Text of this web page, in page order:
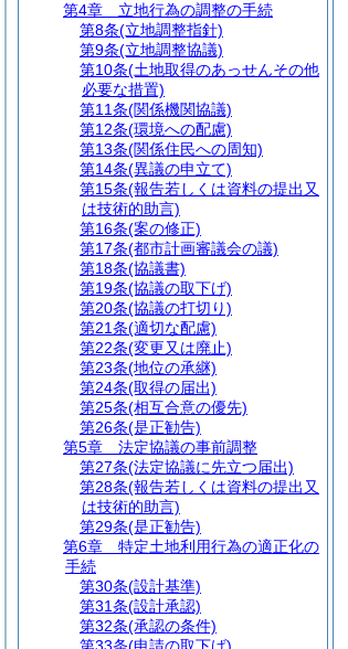
第4章
立地行為の調整の手続
第8条(立地調整指針)
第9条(立地調整協議)
第10条(土地取得のあっせんその他
必要な措置)
第11条(関係機関協議)
第12条(環境への配慮)
第13条(関係住民への周知)
第14条(異議の申立て)
第15条(報告若しくは資料の提出又
は技術的助言)
第16条(案の修正)
第17条(都市計画審議会の議)
第18条(協議書)
第19条(協議の取下げ)
第20条(協議の打切り)
第21条(適切な配慮)
第22条(変更又は廃止)
第23条(地位の承継)
第24条(取得の届出)
第25条(相互合意の優先)
第26条(是正勧告)
第5章
法定協議の事前調整
第27条(法定協議に先立つ届出)
第28条(報告若しくは資料の提出又
は技術的助言)
第29条(是正勧告)
第6章
特定土地利用行為の適正化の
手続
第30条(設計基準)
第31条(設計承認)
第32条(承認の条件)